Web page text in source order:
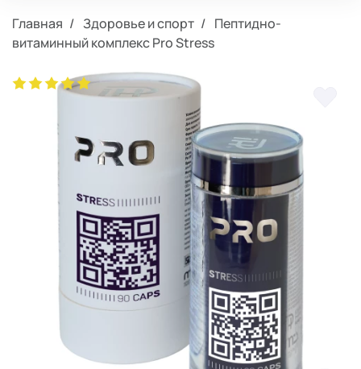
Главная Здоровье и спорт
Пептидно-
витаминный комплекс Pro Stress